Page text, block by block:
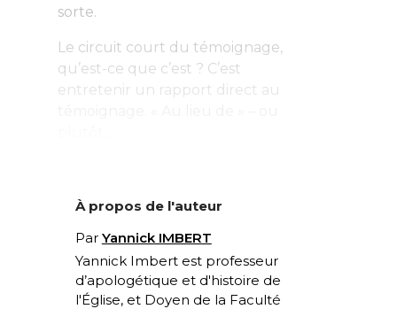
sorte.
Le circuit court du témoignage,
qu’est-ce que c’est ? C’est
entretenir un rapport direct au
À propos de l'auteur
Par Yannick IMBERT
Yannick Imbert est professeur
d’apologétique et d'histoire de
l'Église, et Doyen de la Faculté